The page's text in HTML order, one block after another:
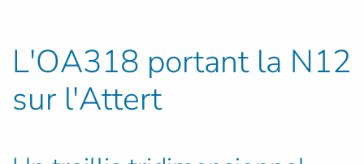
L'OA318 portant la N12
sur l'Attert